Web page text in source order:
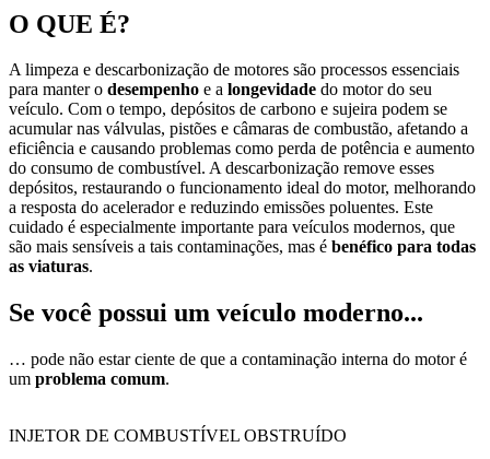
O QUE É?
A limpeza e descarbonização de motores são processos essenciais
para manter o desempenho e a longevidade do motor do seu
veículo. Com o tempo, depósitos de carbono e sujeira podem se
acumular nas válvulas, pistões e câmaras de combustão, afetando a
eficiência e causando problemas como perda de potência e aumento
do consumo de combustível. A descarbonização remove esses
depósitos, restaurando o funcionamento ideal do motor, melhorando
a resposta do acelerador e reduzindo emissões poluentes. Este
cuidado é especialmente importante para veículos modernos, que
são mais sensíveis a tais contaminações, mas é benéfico para todas
as viaturas.
Se você possui um veículo moderno...
… pode não estar ciente de que a contaminação interna do motor é
um problema comum.
INJETOR DE COMBUSTÍVEL OBSTRUÍDO